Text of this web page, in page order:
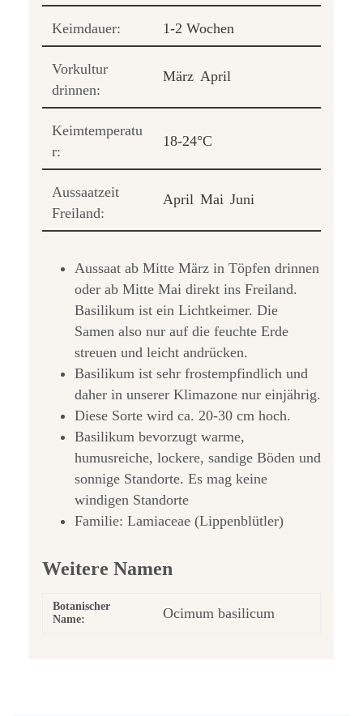
Keimdauer: 1-2 Wochen
Vorkultur
drinnen:
März April
Keimtemperatu
r:
18-24°C
Aussaatzeit
Freiland:
April Mai Juni
Aussaat ab Mitte März in Töpfen drinnen
oder ab Mitte Mai direkt ins Freiland.
Basilikum ist ein Lichtkeimer. Die
Samen also nur auf die feuchte Erde
streuen und leicht andrücken.
Basilikum ist sehr frostempfindlich und
daher in unserer Klimazone nur einjährig.
Diese Sorte wird ca. 20-30 cm hoch.
Basilikum bevorzugt warme,
humusreiche, lockere, sandige Böden und
sonnige Standorte. Es mag keine
windigen Standorte
Familie: Lamiaceae (Lippenblütler)
Weitere Namen
Botanischer
Name:
Ocimum basilicum